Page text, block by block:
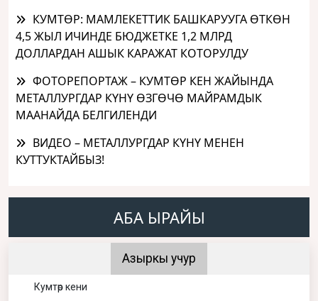
КУМТӨР: МАМЛЕКЕТТИК БАШКАРУУГА ӨТКӨН
4,5 ЖЫЛ ИЧИНДЕ БЮДЖЕТКЕ 1,2 МЛРД
ДОЛЛАРДАН АШЫК КАРАЖАТ КОТОРУЛДУ
ФОТОРЕПОРТАЖ – КУМТӨР КЕН ЖАЙЫНДА
МЕТАЛЛУРГДАР КҮНҮ ӨЗГӨЧӨ МАЙРАМДЫК
МААНАЙДА БЕЛГИЛЕНДИ
ВИДЕО – МЕТАЛЛУРГДАР КҮНҮ МЕНЕН
КУТТУКТАЙБЫЗ!
АБА ЫРАЙЫ
Азыркы учур
Кумтөр кени